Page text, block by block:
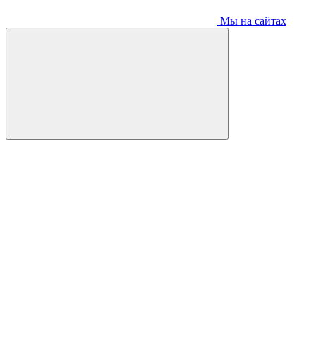
Мы на сайтах